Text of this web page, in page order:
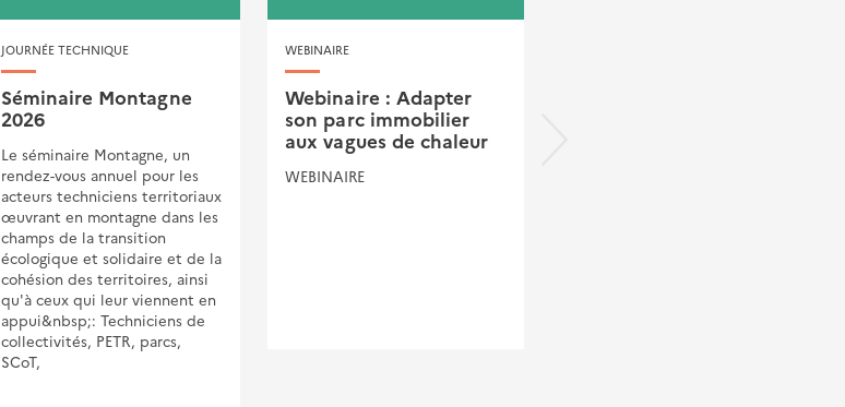
JOURNÉE TECHNIQUE
Séminaire Montagne
2026
Le séminaire Montagne, un
rendez-vous annuel pour les
acteurs techniciens territoriaux
œuvrant en montagne dans les
champs de la transition
écologique et solidaire et de la
cohésion des territoires, ainsi
qu'à ceux qui leur viennent en
appui&nbsp;: Techniciens de
collectivités, PETR, parcs,
SCoT,
WEBINAIRE
Webinaire : Adapter
son parc immobilier
aux vagues de chaleur
WEBINAIRE